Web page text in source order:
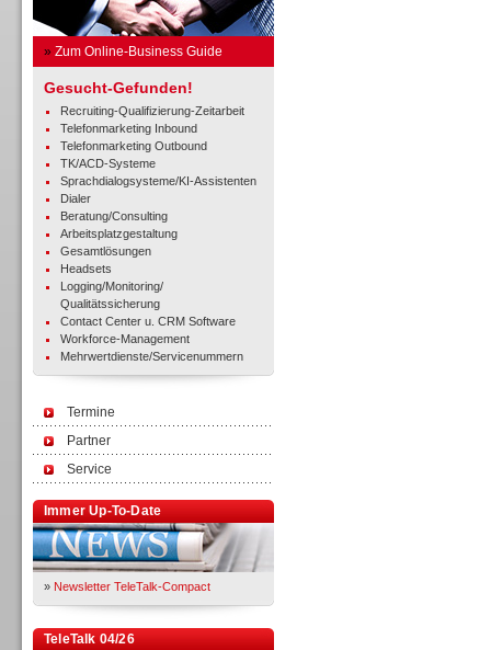
» Zum Online-Business Guide
Gesucht-Gefunden!
Recruiting-Qualifizierung-Zeitarbeit
Telefonmarketing Inbound
Telefonmarketing Outbound
TK/ACD-Systeme
Sprachdialogsysteme/KI-Assistenten
Dialer
Beratung/Consulting
Arbeitsplatzgestaltung
Gesamtlösungen
Headsets
Logging/Monitoring/
Qualitätssicherung
Contact Center u. CRM Software
Workforce-Management
Mehrwertdienste/Servicenummern
Termine
Partner
Service
Immer Up-To-Date
» Newsletter TeleTalk-Compact
TeleTalk 04/26